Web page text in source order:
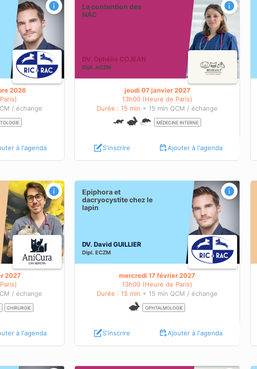
2026
/ échange
à l'agenda
La contention des
NAC
DV. Ophélie COJEAN
Dipl.ACZM
jeudi 07 janvier 2027
13h00 (Heure de Paris)
Durée : 15 min + 15 min QCM / échange
MÉDECINE INTERNE
S'inscrire Ajouter à l'agenda
Examen ophtalmologique du lapin : ce qu'il
faut savoir
En savoir plus sur cette
webconférence
2027
/ échange
CHIRURGIE
à l'agenda
Epiphora et
dacryocystite chez le
lapin
DV. David GUILLIER
Dipl.ECZM
mercredi 17 février 2027
13h00 (Heure de Paris)
Durée : 15 min + 15 min QCM / échange
OPHTALMOLOGIE
chez le lapin
S'inscrire Ajouter à l'agenda
Rappel anatomique et techniques de
prélèvements sanguins et de pose de
cathéters intraveineux chez les petits
En savoir plus sur cette
webconférence